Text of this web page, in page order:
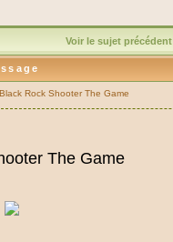
Voir le sujet précédent
Rock Shooter The Game
The Game